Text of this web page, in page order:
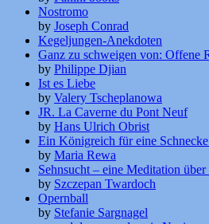
Nostromo
by Joseph Conrad
Kegeljungen-Anekdoten
Ganz zu schweigen von: Offene
by Philippe Djian
Ist es Liebe
by Valery Tscheplanowa
JR. La Caverne du Pont Neuf
by Hans Ulrich Obrist
Ein Königreich für eine Schnecke
by Maria Rewa
Sehnsucht – eine Meditation
by Szczepan Twardoch
Opernball
by Stefanie Sargnagel